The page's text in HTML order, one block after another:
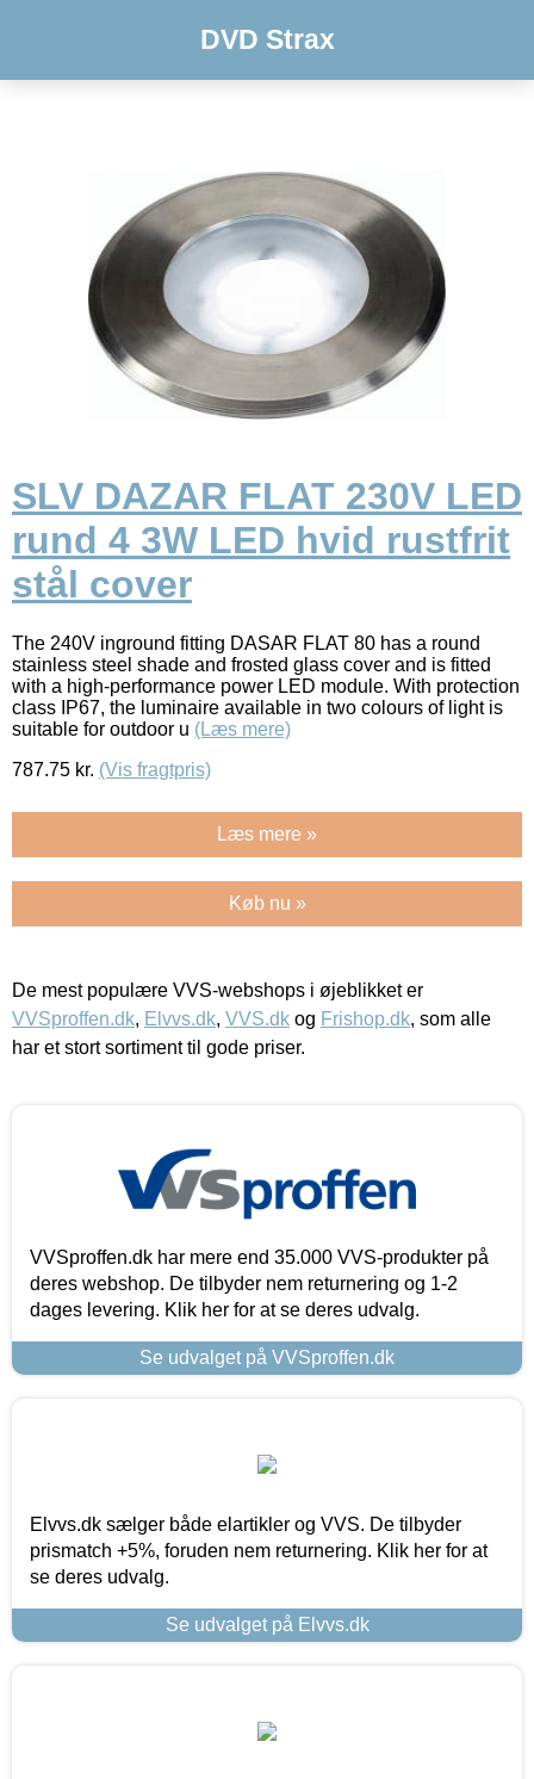
DVD Strax
SLV DAZAR FLAT 230V LED
rund 4 3W LED hvid rustfrit
stål cover
The 240V inground fitting DASAR FLAT 80 has a round
stainless steel shade and frosted glass cover and is fitted
with a high-performance power LED module. With protection
class IP67, the luminaire available in two colours of light is
suitable for outdoor u (Læs mere)
787.75 kr. (Vis fragtpris)
Læs mere »
Køb nu »
De mest populære VVS-webshops i øjeblikket er
VVSproffen.dk, Elvvs.dk, VVS.dk og Frishop.dk, som alle
har et stort sortiment til gode priser.
VVSproffen.dk har mere end 35.000 VVS-produkter på
deres webshop. De tilbyder nem returnering og 1-2
dages levering. Klik her for at se deres udvalg.
Se udvalget på VVSproffen.dk
Elvvs.dk sælger både elartikler og VVS. De tilbyder
prismatch +5%, foruden nem returnering. Klik her for at
se deres udvalg.
Se udvalget på Elvvs.dk